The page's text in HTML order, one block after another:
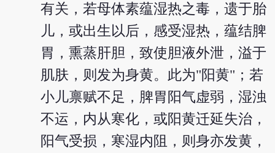
有关，若母体素蕴湿热之毒，遗于胎
儿，或出生以后，感受湿热，蕴结脾
胃，熏蒸肝胆，致使胆液外泄，溢于
肌肤，则发为身黄。此为"阳黄"；若
小儿禀赋不足，脾胃阳气虚弱，湿浊
不运，内从寒化，或阳黄迁延失治，
阳气受损，寒湿内阻，则身亦发黄，